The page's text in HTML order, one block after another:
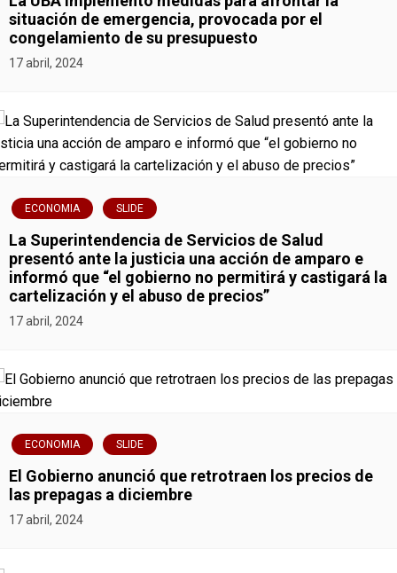
d
e
n
t
r
a
d
s
situación de emergencia, provocada por el
congelamiento de su presupuesto
17 abril, 2024
ECONOMIA SLIDE
La Superintendencia de Servicios de Salud
presentó ante la justicia una acción de amparo e
informó que “el gobierno no permitirá y castigará la
cartelización y el abuso de precios”
17 abril, 2024
ECONOMIA SLIDE
El Gobierno anunció que retrotraen los precios de
las prepagas a diciembre
17 abril, 2024